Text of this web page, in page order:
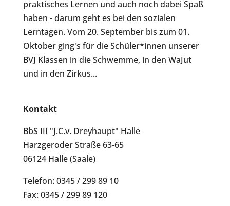
praktisches Lernen und auch noch dabei Spaß
haben - darum geht es bei den sozialen
Lerntagen. Vom 20. September bis zum 01.
Oktober ging's für die Schüler*innen unserer
BVJ Klassen in die Schwemme, in den WaJut
und in den Zirkus...
Kontakt
BbS III "J.C.v. Dreyhaupt" Halle
Harzgeroder Straße 63-65
06124 Halle (Saale)
Telefon: 0345 / 299 89 10
Fax: 0345 / 299 89 120